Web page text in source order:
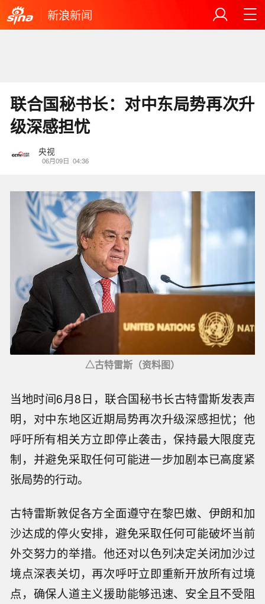
新浪新闻
联合国秘书长：对中东局势再次升
级深感担忧
央视
06月09日 04:36
△古特雷斯（资料图）
当地时间6月8日，联合国秘书长古特雷斯发表声
明，对中东地区近期局势再次升级深感担忧；他
呼吁所有相关方立即停止袭击，保持最大限度克
制，并避免采取任何可能进一步加剧本已高度紧
张局势的行动。
古特雷斯敦促各方全面遵守在黎巴嫩、伊朗和加
沙达成的停火安排，避免采取任何可能破坏当前
外交努力的举措。他还对以色列决定关闭加沙过
境点深表关切，再次呼吁立即重新开放所有过境
点，确保人道主义援助能够迅速、安全且不受阻